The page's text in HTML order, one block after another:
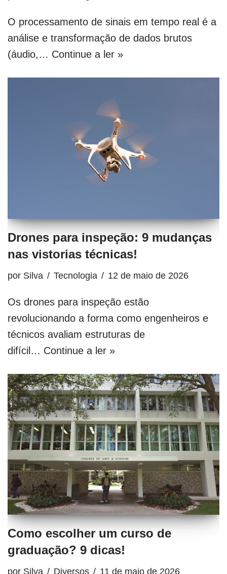
O processamento de sinais em tempo real é a
análise e transformação de dados brutos
(áudio,… Continue a ler »
Drones para inspeção: 9 mudanças
nas vistorias técnicas!
por Silva Tecnologia 12 de maio de 2026
Os drones para inspeção estão
revolucionando a forma como engenheiros e
técnicos avaliam estruturas de
difícil… Continue a ler »
Como escolher um curso de
graduação? 9 dicas!
por Silva Diversos 11 de maio de 2026